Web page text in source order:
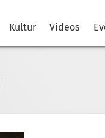
Kultur Videos